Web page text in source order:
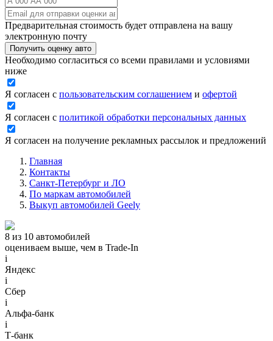
Предварительная стоимость будет отправлена на вашу
электронную почту
Получить оценку авто
Необходимо согласиться со всеми правилами и условиями
ниже
Я согласен с пользовательским соглашением и офертой
Я согласен с политикой обработки персональных данных
Я согласен на получение рекламных рассылок и предложений
Главная
Контакты
Санкт-Петербург и ЛО
По маркам автомобилей
Выкуп автомобилей Geely
8 из 10 автомобилей
оцениваем выше, чем в Trade‑In
i
Яндекс
i
Сбер
i
Альфа-банк
i
Т-банк